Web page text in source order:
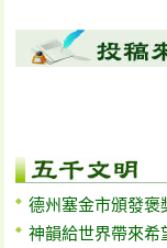
德州塞金市頒發褒
神韻給世界帶來希